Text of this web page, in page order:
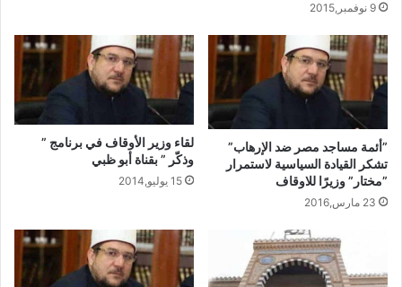
9 نوفمبر,2015
”أئمة مساجد مصر ضد الإرهاب”
تشكر القيادة السياسية لاستمرار
”مختار” وزيرًا للاوقاف
23 مارس,2016
لقاء وزير الأوقاف في برنامج ”
وذكّر ” بقناة أبو ظبي
15 يوليو,2014